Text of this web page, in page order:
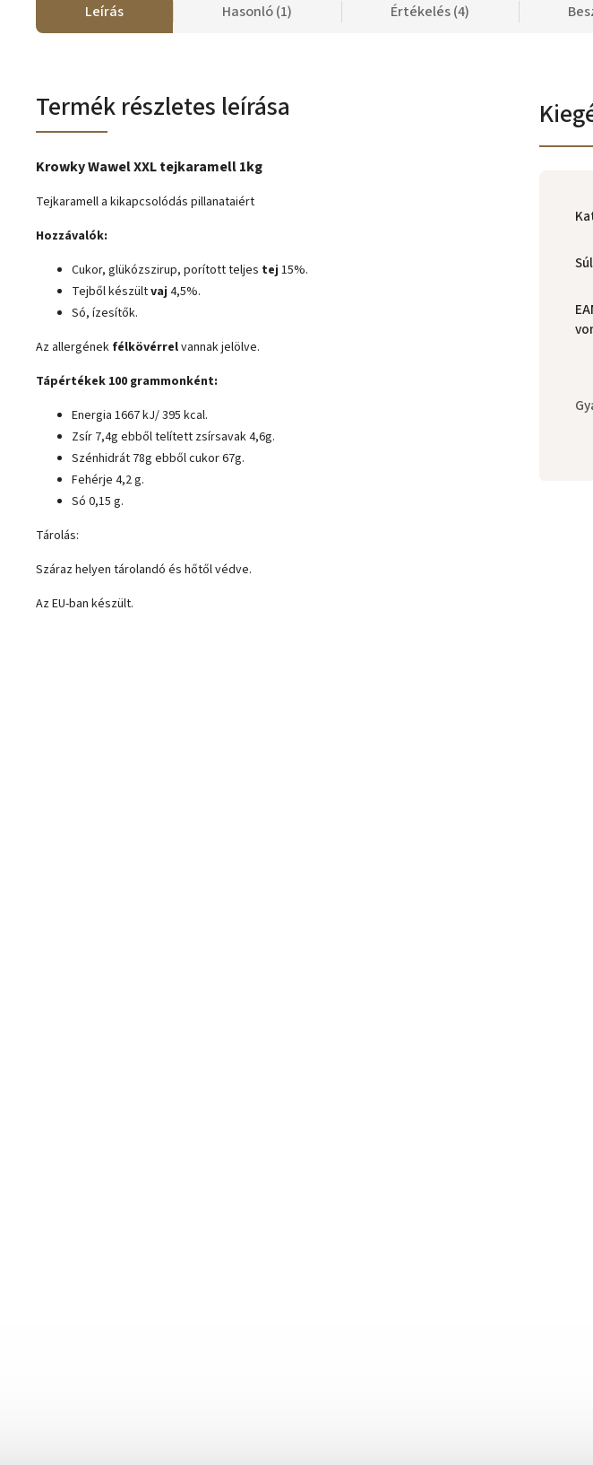
Leírás Hasonló (1) Értékelés (4)
Termék részletes leírása
Krowky Wawel XXL tejkaramell 1kg
Tejkaramell a kikapcsolódás pillanataiért
Hozzávalók:
Cukor, glükózszirup, porított teljes tej 15%.
Tejből készültvaj 4,5%.
Só, ízesítők.
Az allergének félkövérrelvannak jelölve.
Tápértékek 100 grammonként:
Energia 1667 kJ/ 395 kcal.
Zsír 7,4g ebből telített zsírsavak 4,6g.
Szénhidrát 78g ebből cukor 67g.
Fehérje 4,2 g.
Só 0,15 g.
Tárolás:
Száraz helyen tárolandó és hőtől védve.
Az EU-ban készült.